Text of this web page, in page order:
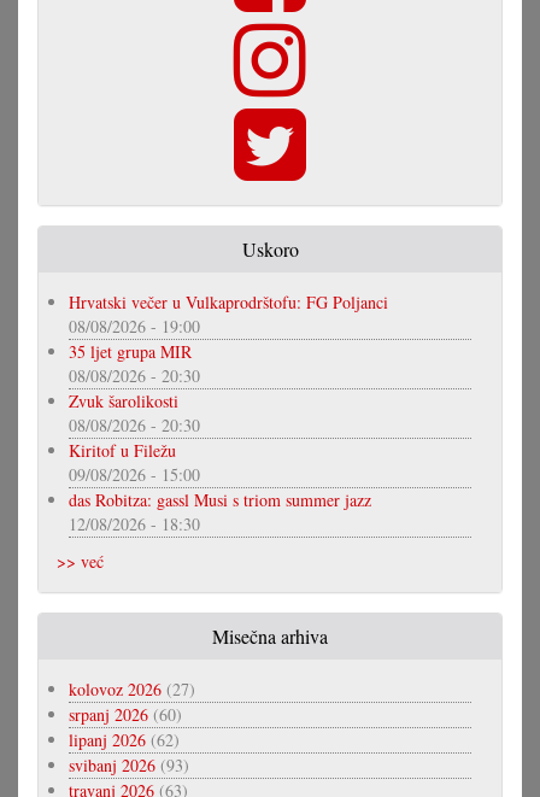
Uskoro
Hrvatski večer u Vulkaprodrštofu: FG Poljanci
08/08/2026 - 19:00
35 ljet grupa MIR
08/08/2026 - 20:30
Zvuk šarolikosti
08/08/2026 - 20:30
Kiritof u Filežu
09/08/2026 - 15:00
das Robitza: gassl Musi s triom summer jazz
12/08/2026 - 18:30
>> već
Misečna arhiva
kolovoz 2026 (27)
srpanj 2026 (60)
lipanj 2026 (62)
svibanj 2026 (93)
travanj 2026 (63)